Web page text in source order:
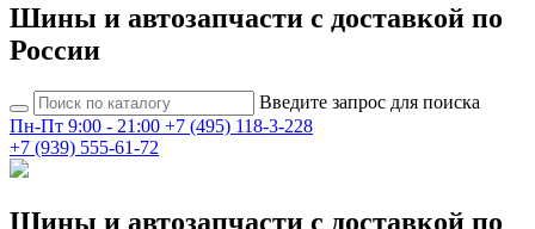
Шины и автозапчасти с доставкой по
России
Введите запрос для поиска
Пн-Пт 9:00 - 21:00 +7 (495) 118-3-228
+7 (939) 555-61-72
Шины и автозапчасти с доставкой по